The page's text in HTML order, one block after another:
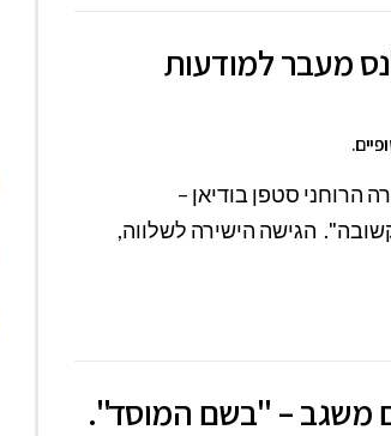
מעבר למודעות
הרוחני סטפן בודיאן –
הגישה הישירה לשלווה,
משגב – "בשם המוסד".